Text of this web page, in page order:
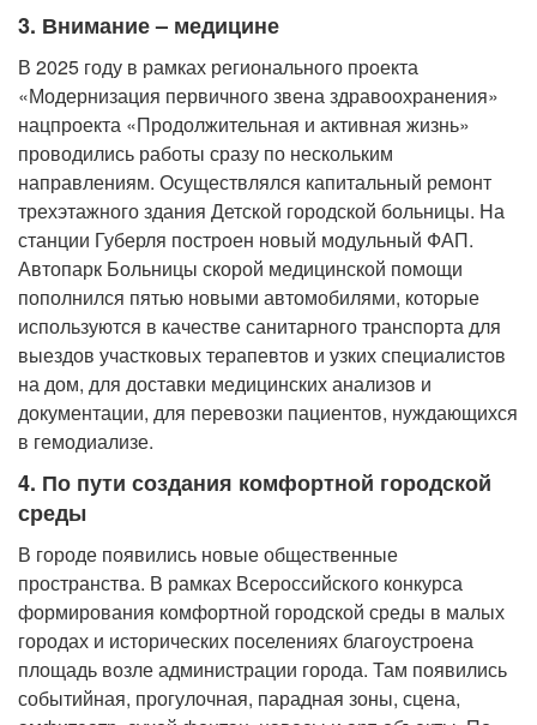
3. Внимание – медицине
В 2025 году в рамках регионального проекта
«Модернизация первичного звена здравоохранения»
нацпроекта «Продолжительная и активная жизнь»
проводились работы сразу по нескольким
направлениям. Осуществлялся капитальный ремонт
трехэтажного здания Детской городской больницы. На
станции Губерля построен новый модульный ФАП.
Автопарк Больницы скорой медицинской помощи
пополнился пятью новыми автомобилями, которые
используются в качестве санитарного транспорта для
выездов участковых терапевтов и узких специалистов
на дом, для доставки медицинских анализов и
документации, для перевозки пациентов, нуждающихся
в гемодиализе.
4. По пути создания комфортной городской
среды
В городе появились новые общественные
пространства. В рамках Всероссийского конкурса
формирования комфортной городской среды в малых
городах и исторических поселениях благоустроена
площадь возле администрации города. Там появились
событийная, прогулочная, парадная зоны, сцена,